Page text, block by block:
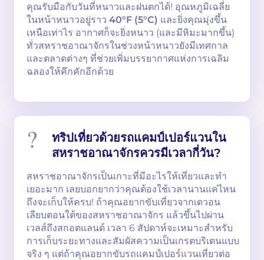
คุณรับมือกับวันที่หนาวและฝนตกได้! อุณหภูมิเฉลี่ย
ในหน้าหนาวอยู่ราว 40°F (5°C) และยิ่งคุณมุ่งขึ้น
เหนือเท่าไร อากาศก็จะยิ่งหนาว (และมีหิมะมากขึ้น)
ทั่วสหราชอาณาจักรในช่วงหน้าหนาวยังมีเทศกาล
และตลาดต่างๆ ที่ช่วยเพิ่มบรรยากาศแห่งการเฉลิม
ฉลองให้คึกคักอีกด้วย
ทริปเที่ยวด้วยรถแคมป์เปอร์แวนใน
สหราชอาณาจักรควรมีเวลากี่วัน?
สหราชอาณาจักรเป็นเกาะที่มีอะไรให้เที่ยวและทำ
เยอะมาก เลยบอกยากว่าคุณต้องใช้เวลานานแค่ไหน
ถึงจะเก็บให้ครบ! ถ้าคุณอยากขับเที่ยวจากเดวอน
เลียบตอนใต้ของสหราชอาณาจักร แล้วขึ้นไปผ่าน
เวลส์ถึงสกอตแลนด์ เวลา 6 สัปดาห์จะเหมาะสำหรับ
การเก็บระยะทางและสัมผัสความเป็นเกรตบริเตนแบบ
จริง ๆ แต่ถ้าคุณอยากขับรถแคมป์เปอร์แวนเที่ยวต่อ